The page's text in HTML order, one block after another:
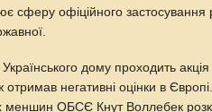
сферу офіційного застосування
дому проходить
негативні оцінки в
меншин ОБСЄ Кнут Воллебек